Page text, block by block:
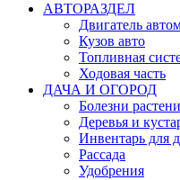
АВТОРАЗДЕЛ
Двигатель
Кузов авто
Топливная
Ходовая часть
ДАЧА И ОГОРОД
Болезни
Деревья и
Инвентарь для
Рассада
Удобрения